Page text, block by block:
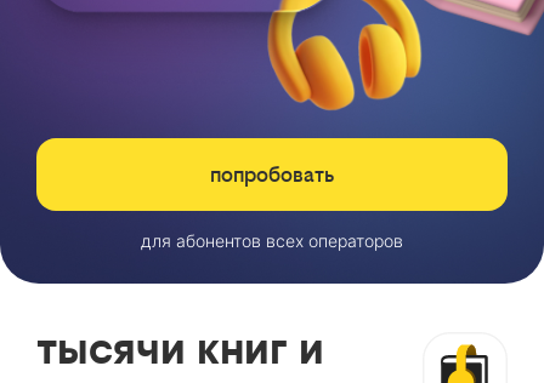
попробовать
для абонентов всех операторов
тысячи книг и